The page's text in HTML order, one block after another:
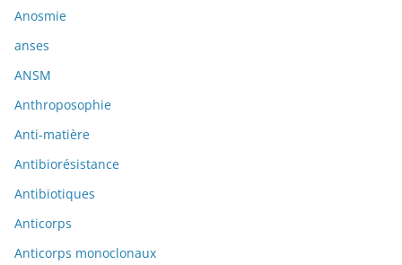
Anosmie
anses
ANSM
Anthroposophie
Anti-matière
Antibiorésistance
Antibiotiques
Anticorps
Anticorps monoclonaux